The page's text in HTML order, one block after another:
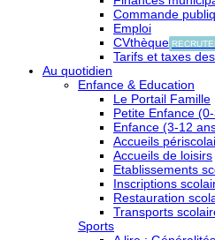
Commande
Emploi
CVthèque
Tarifs et taxes
Au quotidien
Enfance & Education
Le Portail Famille
Petite Enfance
Enfance (3-12
Accueils
Accueils de loisirs
Etablissements
Inscriptions
Restauration
Transports
Sports